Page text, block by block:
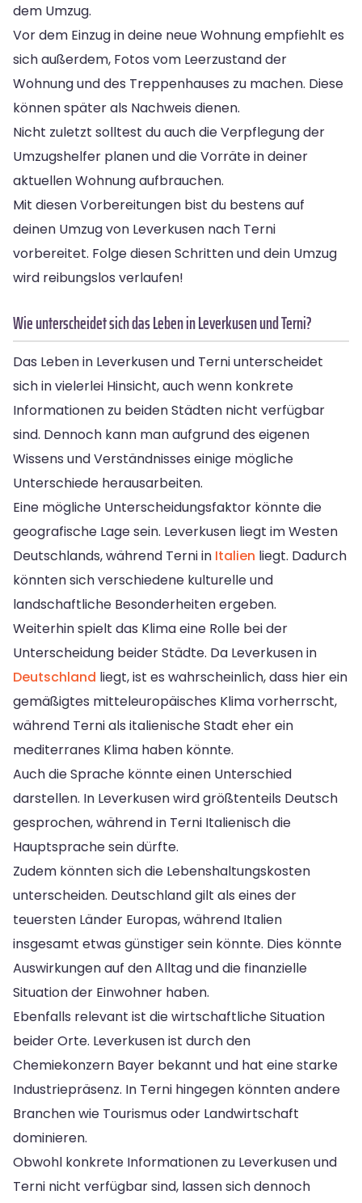
dem Umzug.
Vor dem Einzug in deine neue Wohnung empfiehlt es
sich außerdem, Fotos vom Leerzustand der
Wohnung und des Treppenhauses zu machen. Diese
können später als Nachweis dienen.
Nicht zuletzt solltest du auch die Verpflegung der
Umzugshelfer planen und die Vorräte in deiner
aktuellen Wohnung aufbrauchen.
Mit diesen Vorbereitungen bist du bestens auf
deinen Umzug von Leverkusen nach Terni
vorbereitet. Folge diesen Schritten und dein Umzug
wird reibungslos verlaufen!
Wie unterscheidet sich das Leben in Leverkusen und Terni?
Das Leben in Leverkusen und Terni unterscheidet
sich in vielerlei Hinsicht, auch wenn konkrete
Informationen zu beiden Städten nicht verfügbar
sind. Dennoch kann man aufgrund des eigenen
Wissens und Verständnisses einige mögliche
Unterschiede herausarbeiten.
Eine mögliche Unterscheidungsfaktor könnte die
geografische Lage sein. Leverkusen liegt im Westen
Deutschlands, während Terni in Italien liegt. Dadurch
könnten sich verschiedene kulturelle und
landschaftliche Besonderheiten ergeben.
Weiterhin spielt das Klima eine Rolle bei der
Unterscheidung beider Städte. Da Leverkusen in
Deutschland liegt, ist es wahrscheinlich, dass hier ein
gemäßigtes mitteleuropäisches Klima vorherrscht,
während Terni als italienische Stadt eher ein
mediterranes Klima haben könnte.
Auch die Sprache könnte einen Unterschied
darstellen. In Leverkusen wird größtenteils Deutsch
gesprochen, während in Terni Italienisch die
Hauptsprache sein dürfte.
Zudem könnten sich die Lebenshaltungskosten
unterscheiden. Deutschland gilt als eines der
teuersten Länder Europas, während Italien
insgesamt etwas günstiger sein könnte. Dies könnte
Auswirkungen auf den Alltag und die finanzielle
Situation der Einwohner haben.
Ebenfalls relevant ist die wirtschaftliche Situation
beider Orte. Leverkusen ist durch den
Chemiekonzern Bayer bekannt und hat eine starke
Industriepräsenz. In Terni hingegen könnten andere
Branchen wie Tourismus oder Landwirtschaft
dominieren.
Obwohl konkrete Informationen zu Leverkusen und
Terni nicht verfügbar sind, lassen sich dennoch